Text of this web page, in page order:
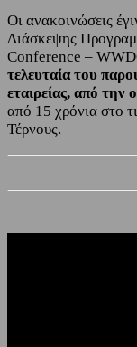
Οι ανακοινώσεις
Διάσκεψης
Conference –
τελευταία του
εταιρείας, από την
από 15 χρόνια στο
Τέρνους.